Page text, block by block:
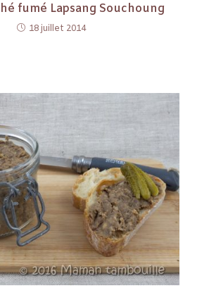
fumé Lapsang Souchoung
18 juillet 2014